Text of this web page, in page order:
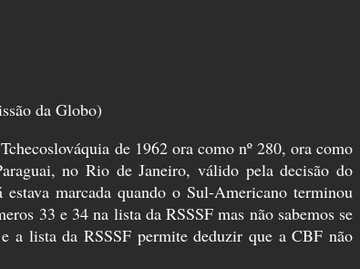
da Globo)
de 1962 ora como nº 280, ora como
no Rio de Janeiro, válido pela decisão do
marcada quando o Sul-Americano terminou
33 e 34 na lista da RSSSF mas não sabemos se
a lista da RSSSF permite deduzir que a CBF não